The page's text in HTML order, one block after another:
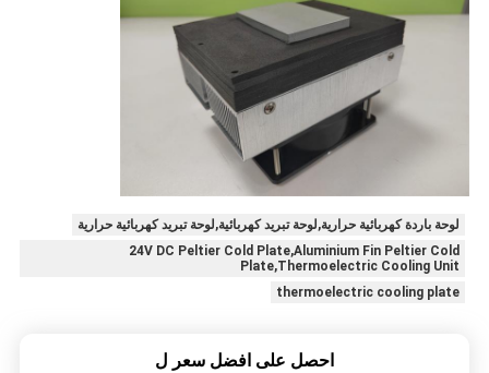
لوحة باردة كهربائية حرارية,لوحة تبريد كهربائية,لوحة تبريد كهربائية حرارية
24V DC Peltier Cold Plate,Aluminium Fin Peltier Cold
Plate,Thermoelectric Cooling Unit
thermoelectric cooling plate
احصل على افضل سعر ل